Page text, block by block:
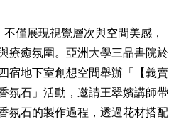
僅展現視覺層次與空間美感，
療癒氛圍。亞洲大學三品書院於
宿地下室創想空間舉辦「【義賣
氛石」活動，邀請王翠嬪講師帶
氛石的製作過程，透過花材搭配